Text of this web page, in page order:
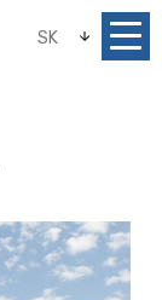
SK